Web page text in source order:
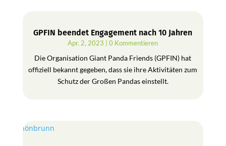
GPFIN beendet Engagement nach 10 Jahren
Apr. 2, 2023 | 0 Kommentieren
Die Organisation Giant Panda Friends (GPFIN) hat
offiziell bekannt gegeben, dass sie ihre Aktivitäten zum
Schutz der Großen Pandas einstellt.